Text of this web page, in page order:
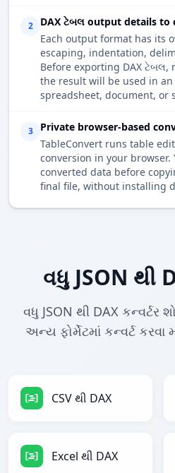
2
DAX ટેબલ output details to
Each output format has its
escaping, indentation,
Before exporting DAX ટેબલ,
the result will be used in an
spreadsheet, document, or
3
Private browser-based
TableConvert runs table
conversion in your browser.
converted data before
final file, without installing
વધુ JSON થી
વધુ JSON થી DAX કન્વર્ટર
અન્ય ફોર્મેટમાં કન્વર્ટ કરવા
CSV થી DAX
Excel થી DAX